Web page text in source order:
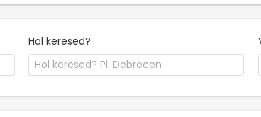
Hol keresed?